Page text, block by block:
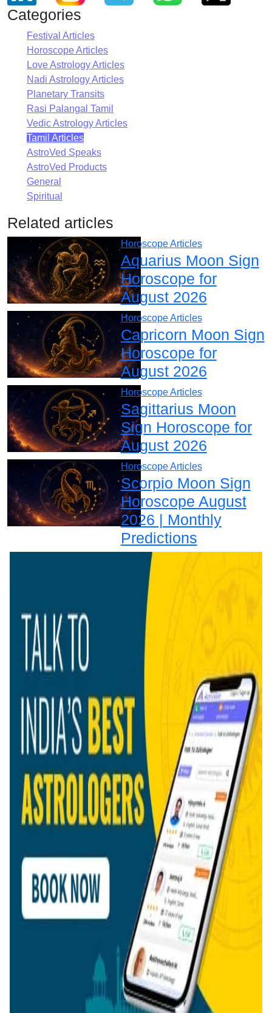
Categories
Festival Articles
Horoscope Articles
Love Astrology Articles
Nadi Astrology Articles
Planetary Transits
Rasi Palangal Tamil
Vedic Astrology Articles
Tamil Articles
AstroVed Speaks
AstroVed Products
General
Spiritual
Related articles
Horoscope Articles
Aquarius Moon Sign
Horoscope for
August 2026
Horoscope Articles
Capricorn Moon Sign
Horoscope for
August 2026
Horoscope Articles
Sagittarius Moon
Sign Horoscope for
August 2026
Horoscope Articles
Scorpio Moon Sign
Horoscope August
2026 | Monthly
Predictions